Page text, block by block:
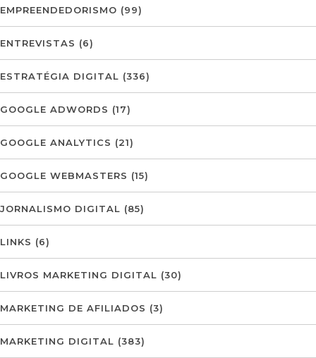
EMPREENDEDORISMO (99)
ENTREVISTAS (6)
ESTRATÉGIA DIGITAL (336)
GOOGLE ADWORDS (17)
GOOGLE ANALYTICS (21)
GOOGLE WEBMASTERS (15)
JORNALISMO DIGITAL (85)
LINKS (6)
LIVROS MARKETING DIGITAL (30)
MARKETING DE AFILIADOS (3)
MARKETING DIGITAL (383)